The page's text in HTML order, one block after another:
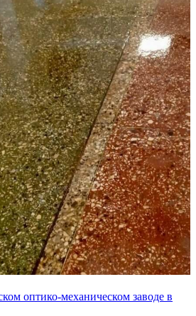
оптико-механическом заводе в